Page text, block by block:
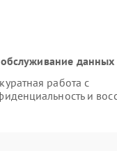
данных
работа с
и